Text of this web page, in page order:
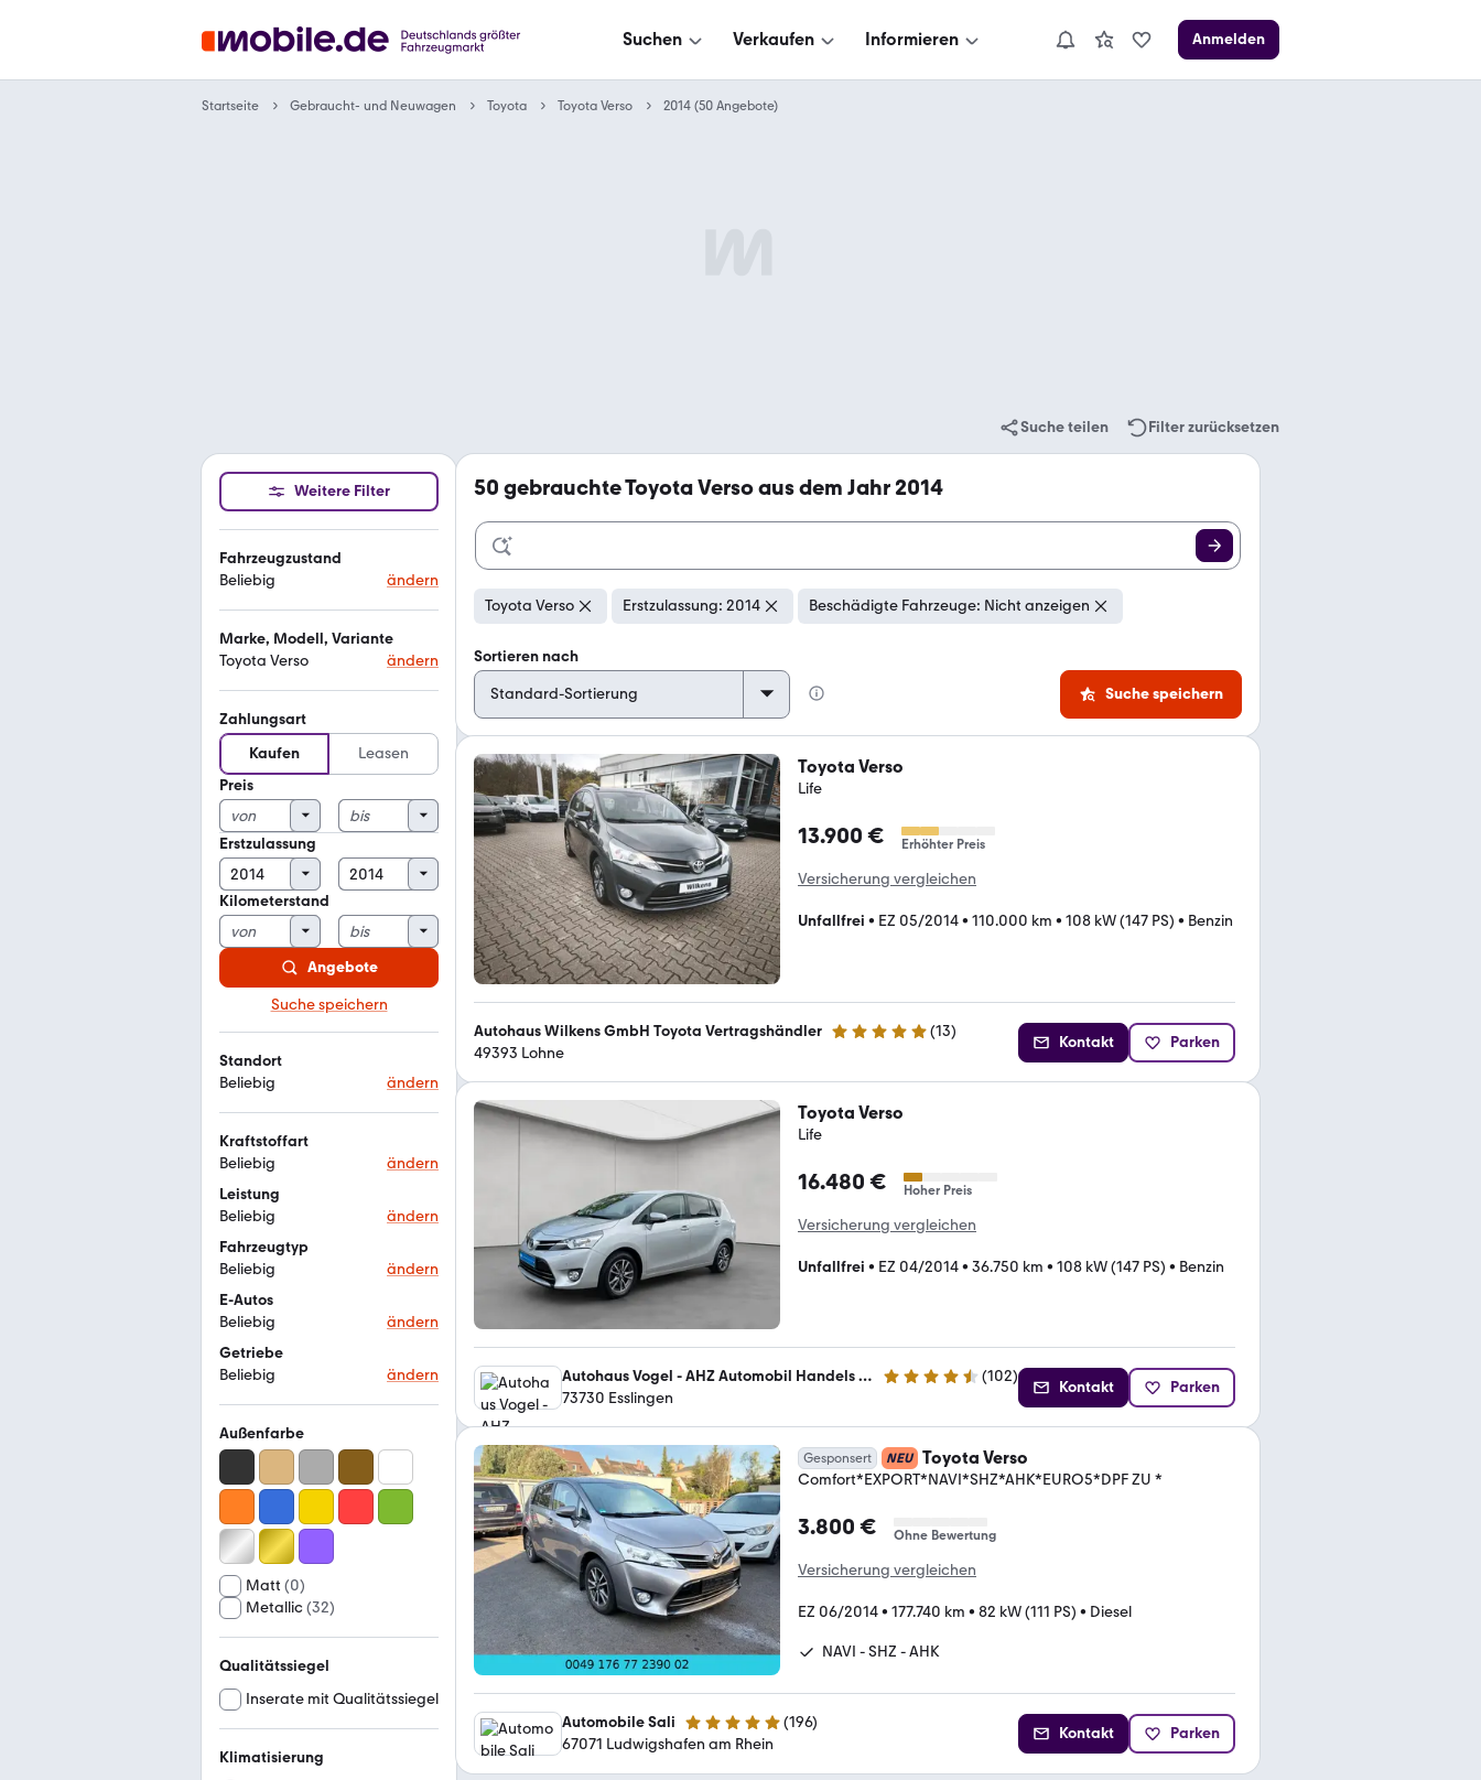
Suchen Verkaufen Informieren Anmelden
Startseite Gebraucht- und Neuwagen Toyota Toyota Verso 2014 (50 Angebote)
Suche teilen Filter zurücksetzen
Weitere Filter
Fahrzeugzustand
Beliebig
ändern
Marke, Modell, Variante
Toyota Verso
ändern
Zahlungsart
Kaufen
Leasen
Preis
Erstzulassung
Kilometerstand
Angebote
Suche speichern
Standort
Beliebig
ändern
Kraftstoffart
Beliebig
ändern
Leistung
Beliebig
ändern
Fahrzeugtyp
Beliebig
ändern
E-Autos
Beliebig
ändern
Getriebe
Beliebig
ändern
Außenfarbe
Matt (0)
Metallic(32)
Qualitätssiegel
Inserate mit Qualitätssiegel
Klimatisierung
50 gebrauchte Toyota Verso aus dem Jahr 2014
Toyota Verso Erstzulassung: 2014 Beschädigte Fahrzeuge: Nicht anzeigen
Sortieren nach
Suche speichern
Toyota Verso
Life
13.900 € Erhöhter Preis
Versicherung vergleichen
Unfallfrei • EZ 05/2014• 110.000 km • 108 kW (147 PS) • Benzin
Autohaus Wilkens GmbH Toyota Vertragshändler 5 Sterne (13)
49393 Lohne
Kontakt Parken
Toyota Verso
Life
16.480 € Hoher Preis
Versicherung vergleichen
Unfallfrei • EZ 04/2014• 36.750 km • 108 kW (147 PS) • Benzin
Autohaus Vogel - AHZ Automobil Handels Zentrum GmbH 4.4 Sterne (102)
73730 Esslingen
Kontakt Parken
Gesponsert NEU Toyota Verso
Comfort*EXPORT*NAVI*SHZ*AHK*EURO5*DPF ZU *
3.800 € Ohne Bewertung
Versicherung vergleichen
EZ 06/2014• 177.740 km • 82 kW (111 PS) • Diesel
NAVI - SHZ - AHK
Automobile Sali 5 Sterne (196)
67071 Ludwigshafen am Rhein
Kontakt Parken